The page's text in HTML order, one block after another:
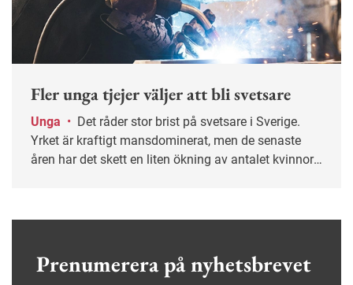
Fler unga tjejer väljer att bli svetsare
Unga •
Yrket är kraftigt mansdominerat, men de senaste
åren har det skett en liten ökning av antalet kvinnor.
Prenumerera på nyhetsbrevet